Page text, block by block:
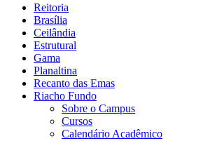
Reitoria
Brasília
Ceilândia
Estrutural
Gama
Planaltina
Recanto das Emas
Riacho Fundo
Sobre o Campus
Cursos
Calendário Acadêmico